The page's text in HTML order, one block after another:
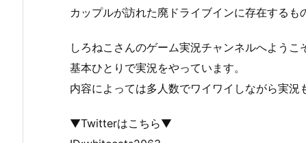
カップルが訪れた廃ドライブインに存在するも
しろねこさんのゲーム実況チャンネルへようこ
基本ひとりで実況をやっています。
内容によっては多人数でワイワイしながら実況
▼Twitterはこちら▼